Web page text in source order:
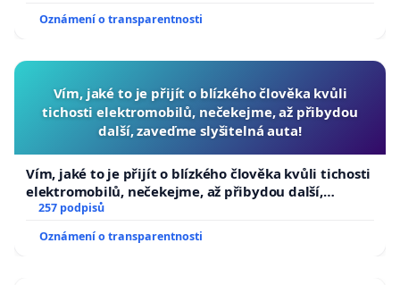
Oznámení o transparentnosti
Vím, jaké to je přijít o blízkého člověka kvůli
tichosti elektromobilů, nečekejme, až přibydou
další, zaveďme slyšitelná auta!
Vím, jaké to je přijít o blízkého člověka kvůli tichosti
elektromobilů, nečekejme, až přibydou další,
zaveďme slyšitelná auta!
257 podpisů
Oznámení o transparentnosti